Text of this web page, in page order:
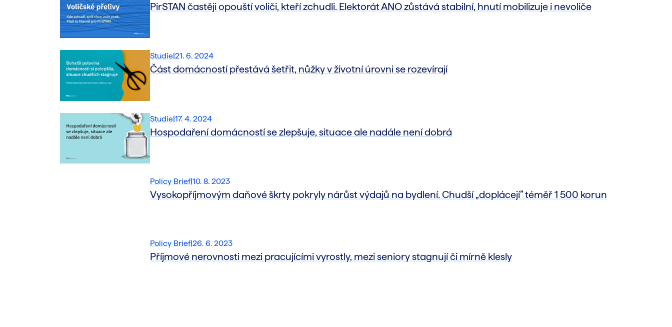
PirSTAN častěji opouští voliči, kteří zchudli. Elektorát ANO zůstává stabilní, hnutí mobilizuje i nevoliče
Studie|21. 6. 2024
Část domácností přestává šetřit, nůžky v životní úrovni se rozevírají
Studie|17. 4. 2024
Hospodaření domácností se zlepšuje, situace ale nadále není dobrá
Policy Brief|10. 8. 2023
Vysokopříjmovým daňové škrty pokryly nárůst výdajů na bydlení. Chudší „doplácejí” téměř 1 500 korun
Policy Brief|26. 6. 2023
Příjmové nerovnosti mezi pracujícími vyrostly, mezi seniory stagnují či mírně klesly